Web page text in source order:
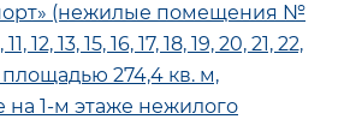
(нежилые помещения №
12, 13, 15, 16, 17, 18, 19, 20, 21, 22,
274,4 кв. м,
1-м этаже нежилого